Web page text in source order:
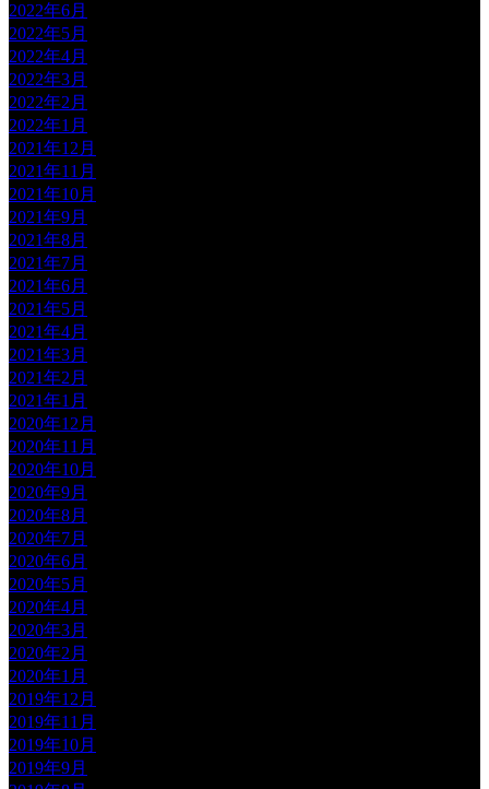
2022年6月
2022年5月
2022年4月
2022年3月
2022年2月
2022年1月
2021年12月
2021年11月
2021年10月
2021年9月
2021年8月
2021年7月
2021年6月
2021年5月
2021年4月
2021年3月
2021年2月
2021年1月
2020年12月
2020年11月
2020年10月
2020年9月
2020年8月
2020年7月
2020年6月
2020年5月
2020年4月
2020年3月
2020年2月
2020年1月
2019年12月
2019年11月
2019年10月
2019年9月